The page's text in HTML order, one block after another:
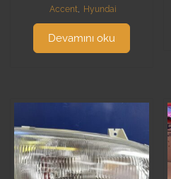
Accent, Hyundai
Devamını oku